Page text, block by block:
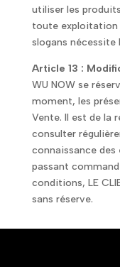
utiliser les
toute exploitation
slogans nécessite
Article 13 :
WU NOW se
moment, les
Vente. Il est de la
consulter
connaissance
passant
conditions, LE
sans réserve.